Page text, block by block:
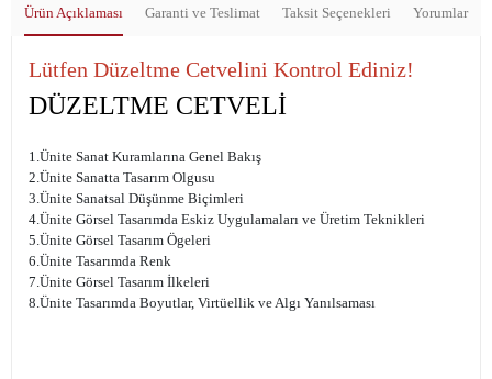
Ürün Açıklaması Garanti ve Teslimat Taksit Seçenekleri Yorumlar
Lütfen Düzeltme Cetvelini Kontrol Ediniz!
DÜZELTME CETVELİ
1.Ünite Sanat Kuramlarına Genel Bakış
2.Ünite Sanatta Tasarım Olgusu
3.Ünite Sanatsal Düşünme Biçimleri
4.Ünite Görsel Tasarımda Eskiz Uygulamaları ve Üretim Teknikleri
5.Ünite Görsel Tasarım Ögeleri
6.Ünite Tasarımda Renk
7.Ünite Görsel Tasarım İlkeleri
8.Ünite Tasarımda Boyutlar, Virtüellik ve Algı Yanılsaması